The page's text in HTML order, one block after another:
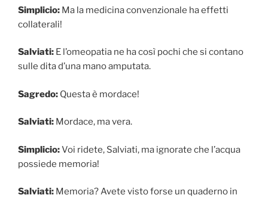
Simplicio: Ma la medicina convenzionale ha effetti
collaterali!
Salviati: E l’omeopatia ne ha così pochi che si contano
sulle dita d’una mano amputata.
Sagredo: Questa è mordace!
Salviati: Mordace, ma vera.
Simplicio:Voi ridete, Salviati, ma ignorate che l’acqua
possiede memoria!
Salviati: Memoria? Avete visto forse un quaderno in